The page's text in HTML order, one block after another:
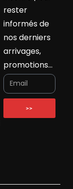
rester
informés de
nos derniers
arrivages,
promotions…
>>